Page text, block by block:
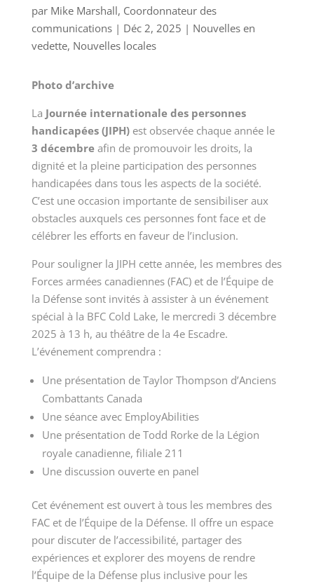
par Mike Marshall, Coordonnateur des
communications| Déc 2, 2025 | Nouvelles en
vedette, Nouvelles locales
Photo d’archive
La Journée internationale des personnes
handicapées (JIPH)est observée chaque année le
3 décembreafin de promouvoir les droits, la
dignité et la pleine participation des personnes
handicapées dans tous les aspects de la société.
C’est une occasion importante de sensibiliser aux
obstacles auxquels ces personnes font face et de
célébrer les efforts en faveur de l’inclusion.
Pour souligner la JIPH cette année, les membres des
Forces armées canadiennes (FAC) et de l’Équipe de
la Défense sont invités à assister à un événement
spécial à la BFC Cold Lake, le mercredi 3 décembre
2025 à 13 h, au théâtre de la 4e Escadre.
L’événement comprendra :
Une présentation de Taylor Thompson d’Anciens
Combattants Canada
Une séance avec EmployAbilities
Une présentation de Todd Rorke de la Légion
royale canadienne, filiale 211
Une discussion ouverte en panel
Cet événement est ouvert à tous les membres des
FAC et de l’Équipe de la Défense. Il offre un espace
pour discuter de l’accessibilité, partager des
expériences et explorer des moyens de rendre
l’Équipe de la Défense plus inclusive pour les